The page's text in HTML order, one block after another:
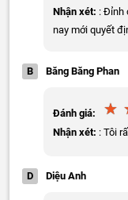
Nhận xét: : Đỉnh
nay mới quyết
B Băng Băng Phan
Đánh giá:
Nhận xét: : Tôi
D Diệu Anh